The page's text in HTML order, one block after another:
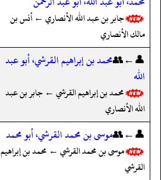
جابر بن عبد الله الأنصاري ← أنس بن
مالك الأنصاري
👤←👥محمد بن إبراهيم القرشي، أبو عبد
الله
محمد بن إبراهيم القرشي ← جابر بن عبد
الله الأنصاري
👤←👥موسى بن محمد القرشي، أبو محمد
موسى بن محمد القرشي ← محمد بن إبراهيم
القرشي